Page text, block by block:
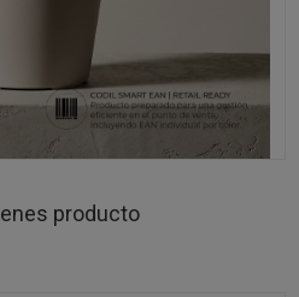
producto